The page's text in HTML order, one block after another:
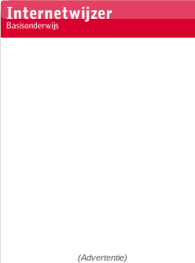
(Advertentie)